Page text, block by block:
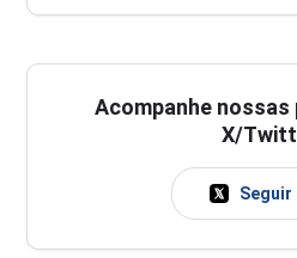
Acompanhe nossas
X/
Seguir